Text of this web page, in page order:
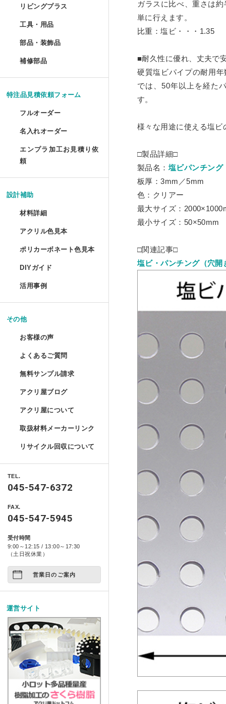
アクリル制電板（静電気
アクリルプリズムシート
アクリル厚板 フリーカッ
特売 アクリル型模様板
カーポート屋根修理材
ツインカーボ・ポリカツ
ポリカーボネート型模様
ポリカーボネート板端材
ポスターフレーム フロ
ポスターフレーム プロス
ポスターフレーム プロ
ポスターフレーム 屋外
大型ポスターフレームス
フォトフレーム フロー
フォトフレーム テーパ
フォトフレーム プロス
フォトフレーム テーブル
L判フォトフレーム カラ
フォトフレーム ソリッド
LPレコード額
CDフレーム
賞状額 セミオーダー
手ぬぐい額
コレクションフレーム
油彩キャンバス立体額
油彩キャンバス立体額
油彩キャンバス立体額
アクリルキャンバスケー
貴名受（名刺入れ）
アクリルパーテーション
けんどん式アクリルケ
鍵付きアクリルショーケ
アクリルひな壇ディスプ
けんどん式アクリルケー
サッカーボールケース
箱型アクリルケース
鉄道模型Nゲージ用アク
ガルウイングケース
ミニカー専用アクリルコ
箱型アクリルケース 積
アクリル壁面棚 セミオー
メタルラック棚板シート
アクリルラック
アクリルラック セミオー
ワゴン セミオーダー
アクリルキャビネット
アレンジシェルフ
アクリルテーブル
コレクションテーブル
液晶テレビ保護パネル
テーブルマット セミオ
キーボードラック
フォトフレームクロック
アクリル封入 フルオーダ
犬トイレ
犬トイレ コーナータイプ
バードケージケース 扉
水槽ふた用ポリカーボネ
爬虫類ケージ（水槽）
ハムスターケース
リビングプラス リビングプラス
ドロップレット・インセ
アクリル ラウンド ボウ
アクリル ラウンド ボウ
キギ
ブロックベース
キュービック・サークル
カップ 'フロート'
ドロップレット
マガジンハンガー
プライベート アクアリウ
ミズ・アカリ
プラトニックライトシリ
プラトニックライトシリ
ベース ライトシリーズ
コンポジット ベース シ
イージースツール コン
工具・用品 工具・用品
部品・装飾品
補修部品 補修部品»
特注品見積依頼フォーム
フルオーダー
フォームでのお見積もり依頼
FAXでのお見積もり依頼
名入れオーダー
レーザー彫刻
機械彫刻
書体彫刻
かんたん書体彫刻
UVインクジェット印刷
エンプラ加工お見積り依
頼
フォームでのお見積もり依頼
設計補助
材料詳細
ポリカーボネートの特性と種類
アクリルとポリカーボネートの
物性と耐薬品性
アクリル色見本
ポリカーボネート色見本
DIYガイド
揃えておきたい基礎道具
切る／削る
穴を開ける
端面仕上げ
磨き／面取り
メンテナンス
活用事例
Acky/M-acky
自動車用品
アート作品
その他
アクリルケース
その他
お客様の声
ご購入時
ご購入後
よくあるご質問
フルオーダー（特注）
アクリル板
ポリカーボネート板
ポスターフレーム・フォトフレ
家具・雑貨
お支払い方法について
法人様お取引について
無料サンプル請求
アクリル板無料サンプルご請求
キャストカラー板サンプル請求
アクリ屋ブログ
アクリ屋コラム
アクリ屋DIY
アクリ屋について
会社概要
免責事項
特定商取引に基づく表記
プライバシーポリシー
取扱材料メーカーリンク
リサイクル回収について
TEL.
045-547-6372
FAX.
045-547-5945
受付時間
9:00～12:15 / 13:00～17:30
（土日祝休業）
営業日のご案内
運営サイト
ガラスに比べ、重さは
単に行えます。
比重：塩ビ・・・
■耐久性に優れ、丈夫で
硬質塩ビパイプの耐用
では、50年以上を経た
す。
様々な用途に使える塩
□製品詳細□
製品名：塩ビパンチング
板厚：3mm／5mm
色：クリアー
最大サイズ：
最小サイズ：50×50mm
□関連記事□
塩ビ・パンチング（穴